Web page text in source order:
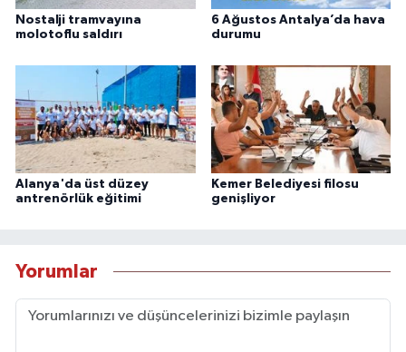
Nostalji tramvayına
molotoflu saldırı
6 Ağustos Antalya’da hava
durumu
Alanya'da üst düzey
antrenörlük eğitimi
Kemer Belediyesi filosu
genişliyor
Yorumlar